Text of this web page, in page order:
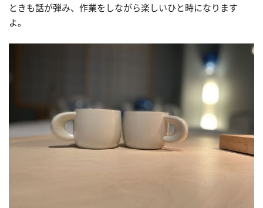
ときも話が弾み、作業をしながら楽しいひと時になります
よ。